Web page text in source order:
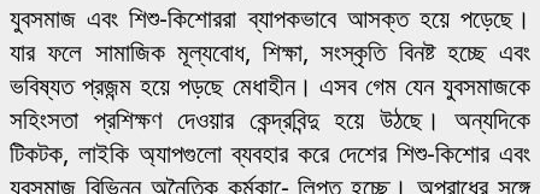
যুবসমাজ এবং শিশু-কিশোররা ব্যাপকভাবে আসক্ত হয়ে পড়েছে।
যার ফলে সামাজিক মূল্যবোধ, শিক্ষা, সংস্কৃতি বিনষ্ট হচ্ছে এবং
ভবিষ্যত প্রজন্ম হয়ে পড়ছে মেধাহীন। এসব গেম যেন যুবসমাজকে
সহিংসতা প্রশিক্ষণ দেওয়ার কেন্দ্রবিন্দু হয়ে উঠছে। অন্যদিকে
টিকটক, লাইকি অ্যাপগুলো ব্যবহার করে দেশের শিশু-কিশোর এবং
যুবসমাজ বিভিন্ন অনৈতিক কর্মকা-ে লিপ্ত হচ্ছে। অপরাধের সঙ্গে